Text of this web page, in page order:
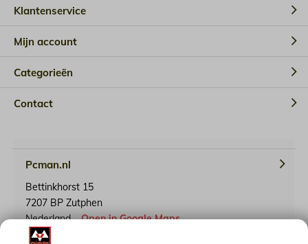
Klantenservice
Mijn account
Categorieën
Contact
Pcman.nl
Bettinkhorst 15
7207 BP Zutphen
Nederland
Open in Google Maps